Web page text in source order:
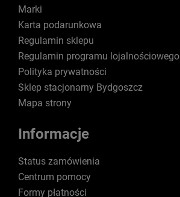
Marki
Karta podarunkowa
Regulamin sklepu
Regulamin programu lojalnościowego
Polityka prywatności
Sklep stacjonarny Bydgoszcz
Mapa strony
Informacje
Status zamówienia
Centrum pomocy
Formy płatności